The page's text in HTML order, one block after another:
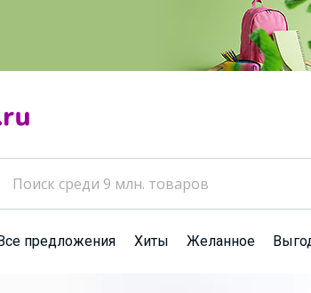
предложения Хиты Желанное